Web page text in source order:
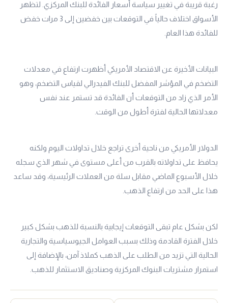
رغبة قريبة في تغيير سياسة أسعار الفائدة للبنك المركزي. لتظهر
الأسواق اختلاف حالياً في التوقعات بين خفضين إلى 3 مرات خفض
للفائدة هذا العام.
البيانات الأخيرة عن الاقتصاد الأمريكي أظهرت ارتفاع في معدلات
التضخم في المؤشر المفضل للبنك الفيدرالي لقياس التضخم، وهو
الأمر الذي زاد من التوقعات أن الفائدة قد تستمر عند نفس
معدلاتها الحالية لفترة أطول من الوقت.
الدولار الأمريكي من ناحية أخرى تراجع خلال تداولات اليوم ولكنه
يحافظ على تداولاته بالقرب من أعلى مستوى في شهر الذي سجله
خلال الأسبوع الماضي مقابل سلة من العملات الرئيسية، وقد ساعد
هذا على الحد من ارتفاع الذهب.
لكن بشكل عام تبقى التوقعات إيجابية بالنسبة للذهب بشكل كبير
خلال الفترة القادمة وذلك بسبب العوامل الجيوسياسية والتجارية
الحالية التي تزيد من الطلب على الذهب كملاذ آمن، بالإضافة إلى
استمرار مشتريات البنوك المركزية وصناديق الاستثمار للذهب.